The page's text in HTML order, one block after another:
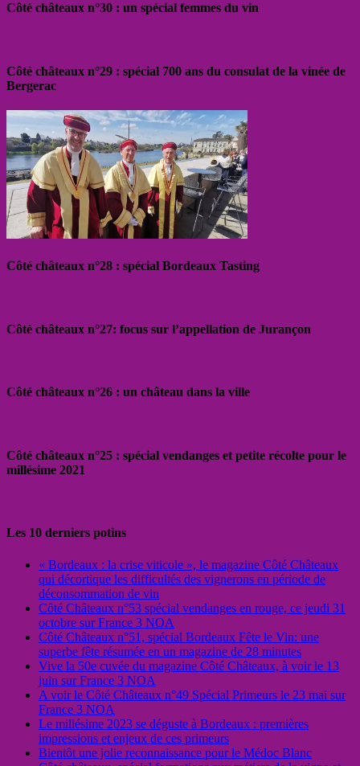
Côté châteaux n°30 : un spécial femmes du vin
Côté châteaux n°29 : spécial 700 ans du consulat de la vinée de
Bergerac
Côté châteaux n°28 : spécial Bordeaux Tasting
Côté châteaux n°27: focus sur l’appellation de Jurançon
Côté châteaux n°26 : un château dans la ville
Côté châteaux n°25 : spécial vendanges et petite récolte pour le
millésime 2021
Les 10 derniers potins
« Bordeaux : la crise viticole », le magazine Côté Châteaux
qui décortique les difficultés des vignerons en période de
déconsommation de vin
Côté Châteaux n°53 spécial vendanges en rouge, ce jeudi 31
octobre sur France 3 NOA
Côté Châteaux n°51, spécial Bordeaux Fête le Vin: une
superbe fête résumée en un magazine de 28 minutes
Vive la 50e cuvée du magazine Côté Châteaux, à voir le 13
juin sur France 3 NOA
A voir le Côté Châteaux n°49 Spécial Primeurs le 23 mai sur
France 3 NOA
Le millésime 2023 se déguste à Bordeaux : premières
impressions et enjeux de ces primeurs
Bientôt une jolie reconnaissance pour le Médoc Blanc